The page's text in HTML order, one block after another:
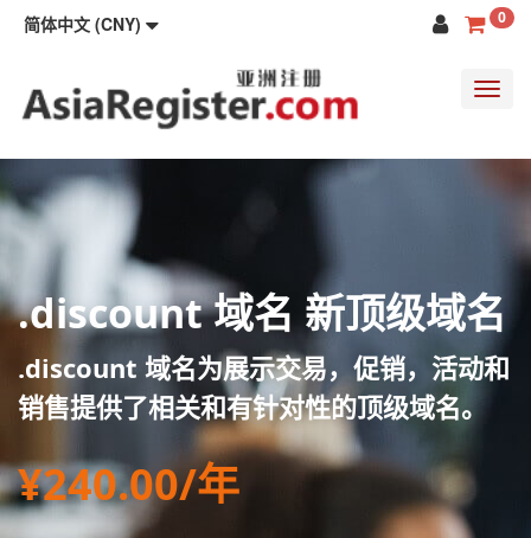
简体中文 (CNY) 0
.discount 域名 新顶级域名
.discount 域名为展示交易，促销，活动和
销售提供了相关和有针对性的顶级域名。
¥240.00/年